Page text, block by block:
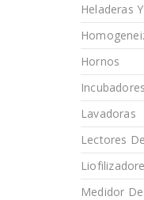
Heladeras
Hornos
Lavadoras
Lectores
Medidor